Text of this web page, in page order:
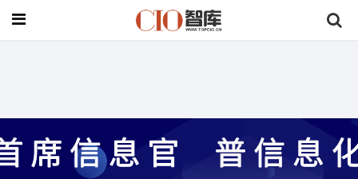
首页>行业动态
圆满落幕 | 第九届企业数字化转型大会暨